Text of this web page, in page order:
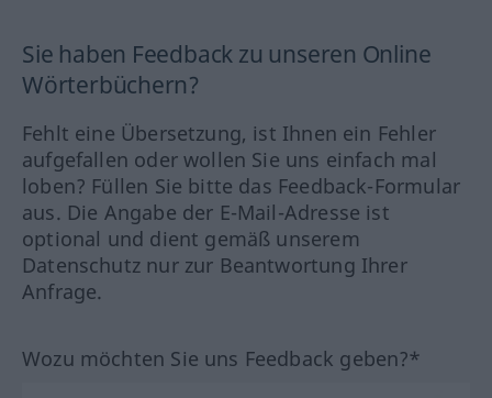
Sie haben Feedback zu unseren Online
Wörterbüchern?
Fehlt eine Übersetzung, ist Ihnen ein Fehler
aufgefallen oder wollen Sie uns einfach mal
loben? Füllen Sie bitte das Feedback-Formular
aus. Die Angabe der E-Mail-Adresse ist
optional und dient gemäß unserem
Datenschutz nur zur Beantwortung Ihrer
Anfrage.
Wozu möchten Sie uns Feedback geben?*